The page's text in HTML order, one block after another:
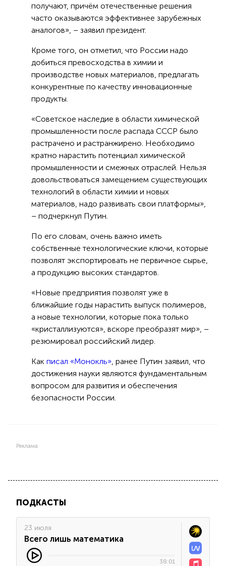
получают, причём отечественные решения
часто оказываются эффективнее зарубежных
аналогов», – заявил президент.
Кроме того, он отметил, что России надо
добиться превосходства в химии и
производстве новых материалов, предлагать
конкурентные по качеству инновационные
продукты.
«Советское наследие в области химической
промышленности после распада СССР было
растрачено и растранжирено. Необходимо
кратно нарастить потенциал химической
промышленности и смежных отраслей. Нельзя
довольствоваться замещением существующих
технологий в области химии и новых
материалов, надо развивать свои платформы»,
– подчеркнул Путин.
По его словам, очень важно иметь
собственные технологические ключи, которые
позволят экспортировать не первичное сырье,
а продукцию высоких стандартов.
«Новые предприятия позволят уже в
ближайшие годы нарастить выпуск полимеров,
а новые технологии, которые пока только
«кристаллизуются», вскоре преобразят мир», –
резюмировал российский лидер.
Как писал «Монокль» , ранее Путин заявил, что
достижения науки являются фундаментальным
вопросом для развития и обеспечения
безопасности России.
Реклама
ПОДКАСТЫ
23 июля
Всего лишь математика
38:01